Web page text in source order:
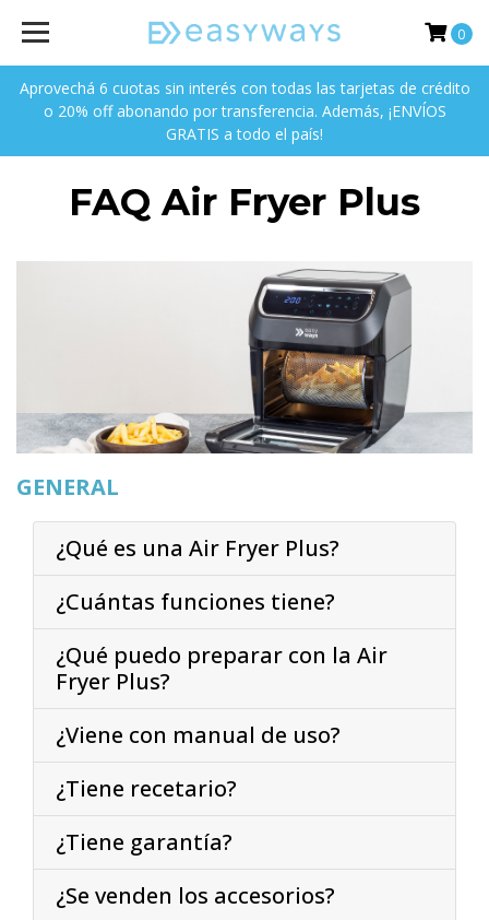
Aprovechá 6 cuotas sin interés con todas las tarjetas de crédito
o 20% off abonando por transferencia. Además, ¡ENVÍOS
GRATIS a todo el país!
0
FAQ Air Fryer Plus
GENERAL
¿Qué es una Air Fryer Plus?
¿Cuántas funciones tiene?
¿Qué puedo preparar con la Air
Fryer Plus?
¿Viene con manual de uso?
¿Tiene recetario?
¿Tiene garantía?
¿Se venden los accesorios?